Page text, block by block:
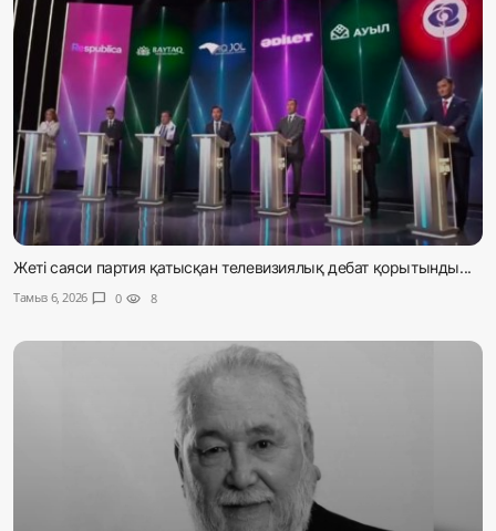
Жеті саяси партия қатысқан телевизиялық дебат қорытынды...
Тамыз 6, 2026 chat_bubble 0 visibility 8